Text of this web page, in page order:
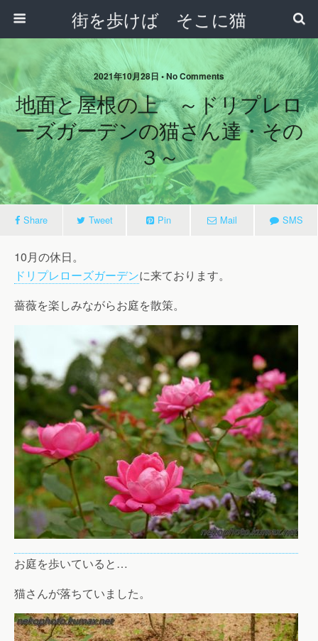
街を歩けば そこに猫
2021年10月28日 • No Comments
地面と屋根の上 ～ドリプレロ
ーズガーデンの猫さん達・その
３～
Share Tweet Pin Mail SMS
10月の休日。
ドリプレローズガーデンに来ております。
薔薇を楽しみながらお庭を散策。
お庭を歩いていると…
猫さんが落ちていました。